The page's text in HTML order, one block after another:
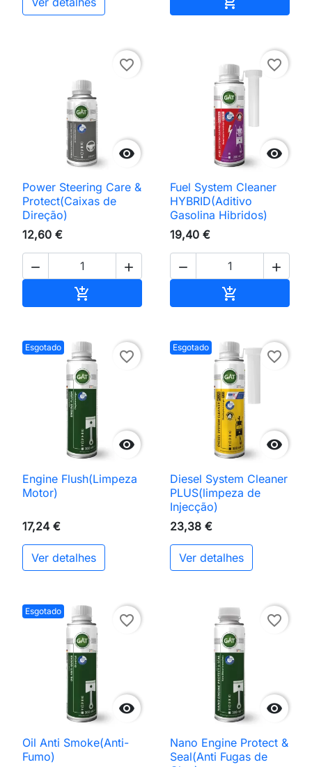

favorite_border
Power Steering Care &
Protect(Caixas de
Direção)
12,60 €
 


favorite_border
Fuel System Cleaner
HYBRID(Aditivo
Gasolina Hibridos)
19,40 €
 

Esgotado

favorite_border
Engine Flush(Limpeza
Motor)
17,24 €
Ver detalhes
Esgotado

favorite_border
Diesel System Cleaner
PLUS(limpeza de
Injecção)
23,38 €
Ver detalhes
Esgotado

favorite_border
Oil Anti Smoke(Anti-
Fumo)

favorite_border
Nano Engine Protect &
Seal(Anti Fugas de